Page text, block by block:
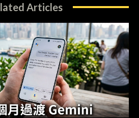
Articles